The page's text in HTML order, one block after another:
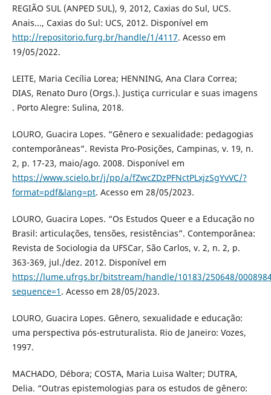
REGIÃO SUL (ANPED SUL), 9, 2012, Caxias do Sul, UCS.
Anais..., Caxias do Sul: UCS, 2012. Disponível em
http://repositorio.furg.br/handle/1/4117. Acesso em
19/05/2022.
LEITE, Maria Cecília Lorea; HENNING, Ana Clara Correa;
DIAS, Renato Duro (Orgs.). Justiça curricular e suas imagens
. Porto Alegre: Sulina, 2018.
LOURO, Guacira Lopes. “Gênero e sexualidade: pedagogias
contemporâneas”. Revista Pro-Posições, Campinas, v. 19, n.
2, p. 17-23, maio/ago. 2008. Disponível em
https://www.scielo.br/j/pp/a/fZwcZDzPFNctPLxjzSgYvVC/?
format=pdf&lang=pt. Acesso em 28/05/2023.
LOURO, Guacira Lopes. “Os Estudos Queer e a Educação no
Brasil: articulações, tensões, resistências”. Contemporânea:
Revista de Sociologia da UFSCar, São Carlos, v. 2, n. 2, p.
363-369, jul./dez. 2012. Disponível em
https://lume.ufrgs.br/bitstream/handle/10183/250648/
sequence=1 . Acesso em 28/05/2023.
LOURO, Guacira Lopes. Gênero, sexualidade e educação:
uma perspectiva pós-estruturalista. Rio de Janeiro: Vozes,
1997.
MACHADO, Débora; COSTA, Maria Luisa Walter; DUTRA,
Delia. “Outras epistemologias para os estudos de gênero: